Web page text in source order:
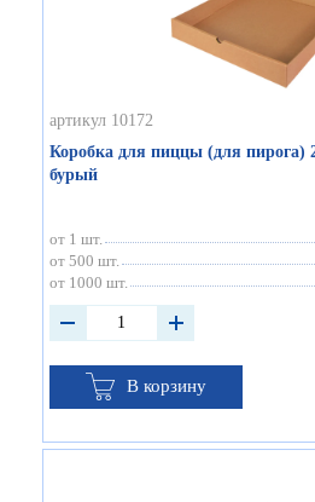
артикул 10172
Коробка для пиццы (для пирога)
бурый
от 1 шт.
от 500 шт.
от 1000 шт.
В корзину